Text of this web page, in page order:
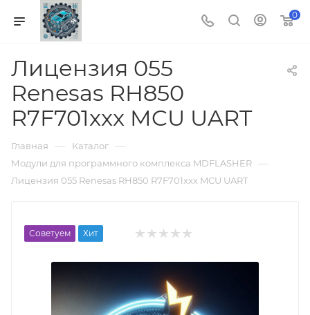
0
Лицензия 055
Renesas RH850
R7F701xxx MCU UART
Главная — Каталог —
Модули для программного комплекса MDFLASHER —
Лицензия 055 Renesas RH850 R7F701xxx MCU UART
Советуем Хит